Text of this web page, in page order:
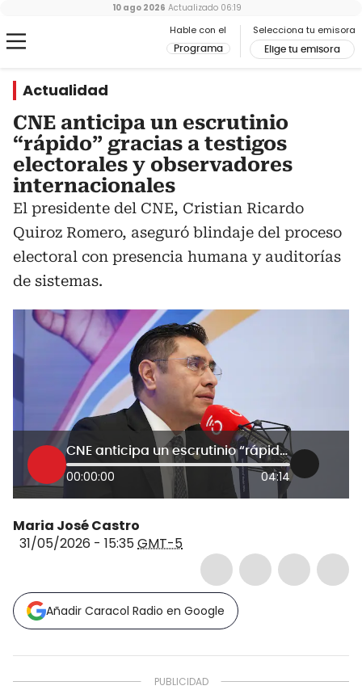
Hable con el
Programa
Selecciona tu emisora
Elige tu emisora
10 ago 2026 Actualizado 06:19
Actualidad
CNE anticipa un escrutinio
“rápido” gracias a testigos
electorales y observadores
internacionales
El presidente del CNE, Cristian Ricardo
Quiroz Romero, aseguró blindaje del proceso
electoral con presencia humana y auditorías
de sistemas.
CNE anticipa un escrutinio “rápido” gracias a testigos electorales y observadores internacionales
00:00:00 04:14
Maria José Castro
31/05/2026 - 15:35GMT-5
Añadir Caracol Radio en Google